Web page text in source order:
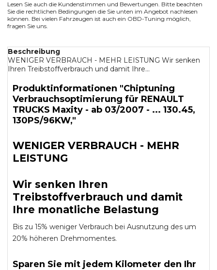
Lesen Sie auch die Kundenstimmen und Bewertungen. Bitte beachten
Sie die rechtlichen Bedingungen die Sie unten im Angebot nachlesen
können. Bei vielen Fahrzeugen ist auch ein OBD-Tuning möglich,
fragen Sie uns.
Beschreibung
WENIGER VERBRAUCH - MEHR LEISTUNG Wir senken
Ihren Treibstoffverbrauch und damit Ihre...
Produktinformationen "Chiptuning
Verbrauchsoptimierung für RENAULT
TRUCKS Maxity - ab 03/2007 - ... 130.45,
130PS/96KW,"
WENIGER VERBRAUCH - MEHR
LEISTUNG
Wir senken Ihren
Treibstoffverbrauch und damit
Ihre monatliche Belastung
Bis zu 15% weniger Verbrauch bei Ausnutzung des um
20% höheren Drehmomentes.
Sparen Sie mit jedem Kilometer den Ihr